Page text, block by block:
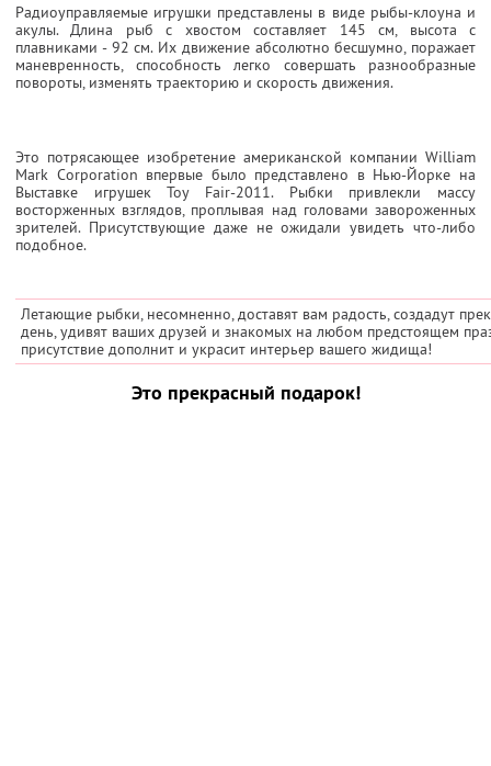
Радиоуправляемые игрушки представлены в виде рыбы-клоуна и
акулы. Длина рыб с хвостом составляет 145 см, высота с
плавниками - 92 см. Их движение абсолютно бесшумно, поражает
маневренность, способность легко совершать разнообразные
повороты, изменять траекторию и скорость движения.
Это потрясающее изобретение американской компании William
Mark Corporation впервые было представлено в Нью-Йорке на
Выставке игрушек Toy Fair-2011. Рыбки привлекли массу
восторженных взглядов, проплывая над головами завороженных
зрителей. Присутствующие даже не ожидали увидеть что-либо
подобное.
Летающие рыбки, несомненно, доставят вам радость, создадут
день, удивят ваших друзей и знакомых на любом предстоящем
присутствие дополнит и украсит интерьер вашего жидища!
Это прекрасный подарок!